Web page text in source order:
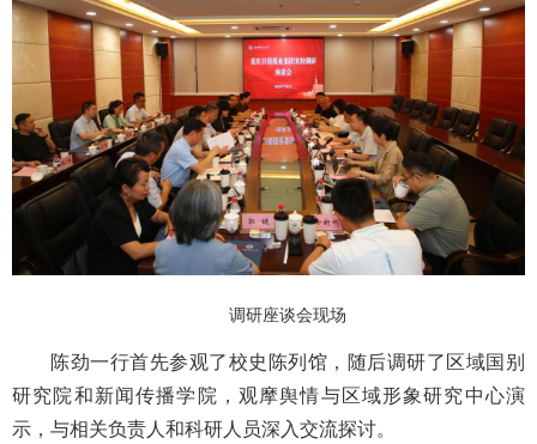
调研座谈会现场
陈劲一行首先参观了校史陈列馆，随后调研了区域国别
研究院和新闻传播学院，观摩舆情与区域形象研究中心演
示，与相关负责人和科研人员深入交流探讨。